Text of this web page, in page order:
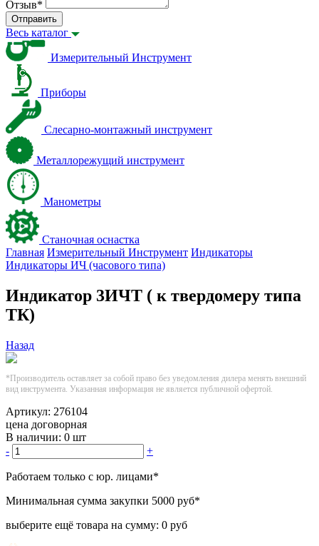
Отзыв*
Отправить
Весь каталог
Измерительный Инструмент
Приборы
Слесарно-монтажный инструмент
Металлорежущий инструмент
Манометры
Станочная оснастка
Главная Измерительный Инструмент Индикаторы
Индикаторы ИЧ (часового типа)
Индикатор 3ИЧТ ( к твердомеру типа
ТК)
Назад
*Производитель оставляет за собой право без уведомления дилера менять внешний
вид инструмента. Указанная информация не является публичной офертой.
Артикул: 276104
цена договорная
В наличии: 0 шт
-
+
Работаем только с юр. лицами*
Минимальная сумма закупки 5000 руб*
выберите ещё товара на сумму: 0 руб